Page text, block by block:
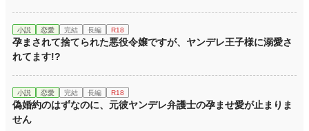
小説 恋愛 完結 長編 R18
孕まされて捨てられた悪役令嬢ですが、ヤンデレ王子様に溺愛さ
れてます!?
小説 恋愛 完結 長編 R18
偽婚約のはずなのに、元彼ヤンデレ弁護士の孕ませ愛が止まりま
せん